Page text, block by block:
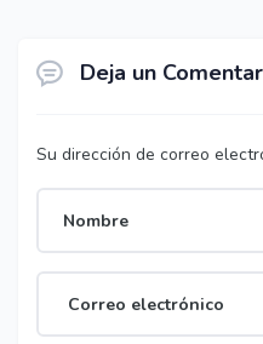
Deja un
Su dirección de correo